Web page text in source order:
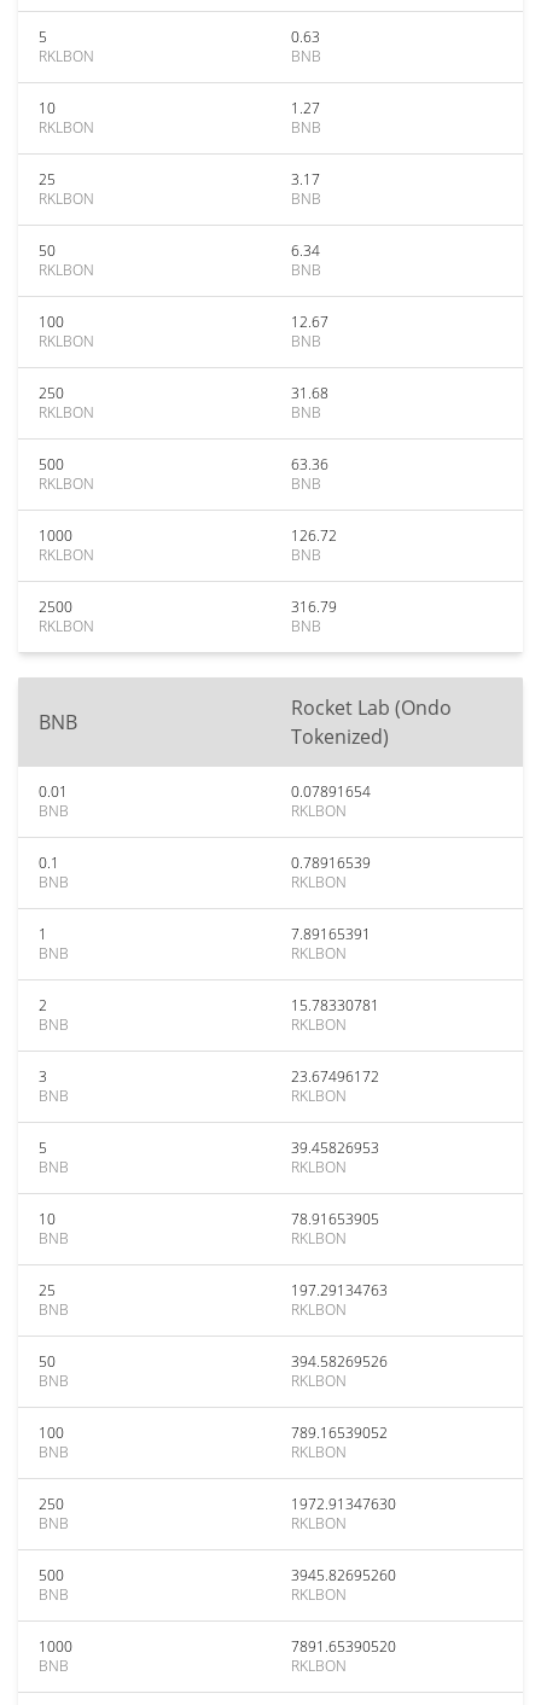
5
RKLBON
0.63
BNB
10
RKLBON
1.27
BNB
25
RKLBON
3.17
BNB
50
RKLBON
6.34
BNB
100
RKLBON
12.67
BNB
250
RKLBON
31.68
BNB
500
RKLBON
63.36
BNB
1000
RKLBON
126.72
BNB
2500
RKLBON
316.79
BNB
BNB
Rocket Lab (Ondo
Tokenized)
0.01
BNB
0.07891654
RKLBON
0.1
BNB
0.78916539
RKLBON
1
BNB
7.89165391
RKLBON
2
BNB
15.78330781
RKLBON
3
BNB
23.67496172
RKLBON
5
BNB
39.45826953
RKLBON
10
BNB
78.91653905
RKLBON
25
BNB
197.29134763
RKLBON
50
BNB
394.58269526
RKLBON
100
BNB
789.16539052
RKLBON
250
BNB
1972.91347630
RKLBON
500
BNB
3945.82695260
RKLBON
1000
BNB
7891.65390520
RKLBON